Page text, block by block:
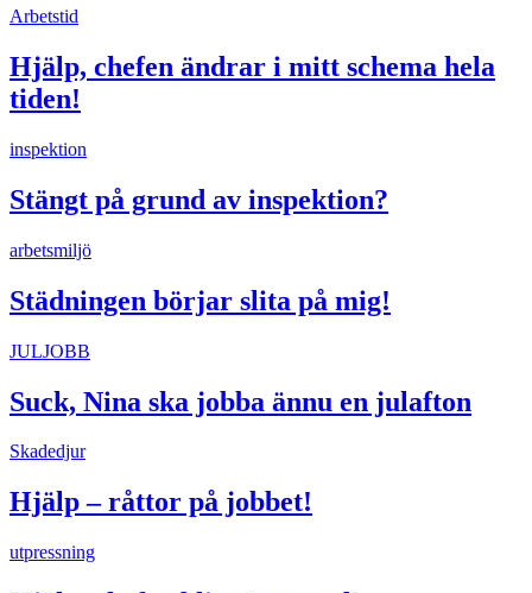
Arbetstid
Hjälp, chefen ändrar i mitt schema hela
tiden!
inspektion
Stängt på grund av inspektion?
arbetsmiljö
Städningen börjar slita på mig!
JULJOBB
Suck, Nina ska jobba ännu en julafton
Skadedjur
Hjälp – råttor på jobbet!
utpressning